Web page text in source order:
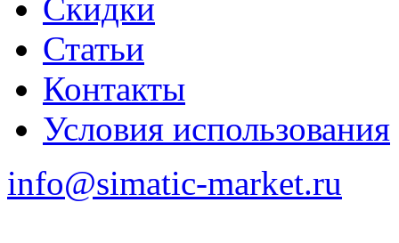
Скидки
Статьи
Контакты
Условия использования
info@simatic-market.ru